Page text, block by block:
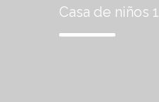
Casa de niños 1